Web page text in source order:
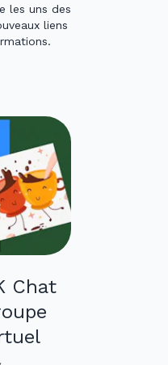
les uns des
liens
Chat